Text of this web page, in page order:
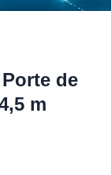
de
m